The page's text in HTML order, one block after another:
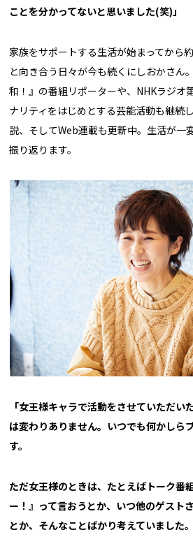
ことを分かってないと思いました(笑)」
家族をサポートする生活が始まってから
と向き合う日々が今も続くにしおかさん
和！』の番組リポーターや、NHKラジオ
ナリティをはじめとする芸能活動も継続
説、そしてWeb連載も更新中。生活が一
振り返ります。
「女王様キャラで活動をさせていただい
は変わりありません。いつでも何かしら
す。
ただ女王様のときは、たとえばトーク番
ー！』って言おうとか、いつ他のゲスト
とか、そんなことばかり考えていました